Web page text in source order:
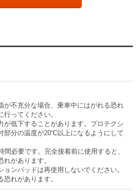
が不充分な場合、乗車中にはがれる恐れ
ってください。
が低下することがあります。プロテクシ
部分の温度が20℃以上になるようにして
間必要です。完全接着前に使用すると、
があります。
ョンパッドは再使用しないでください。
れがあります。